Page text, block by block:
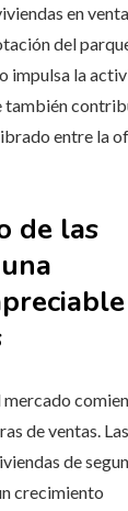
en
del
impulsa la
también
entre la
de las
de ventas. Las
de
crecimiento